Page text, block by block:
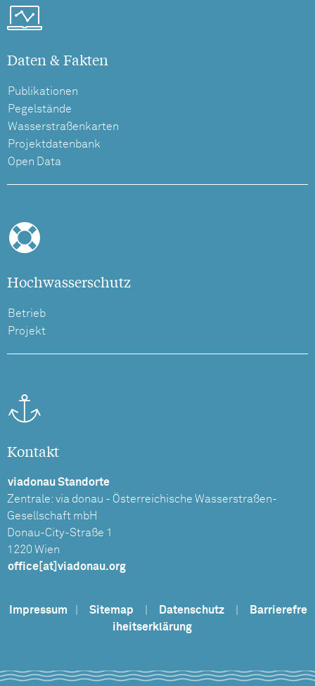
Daten & Fakten
Publikationen
Pegelstände
Wasserstraßenkarten
Projektdatenbank
Open Data
Hochwasserschutz
Betrieb
Projekt
Kontakt
viadonau Standorte
Zentrale: via donau - Österreichische Wasserstraßen-
Gesellschaft mbH
Donau-City-Straße 1
1220 Wien
office[at]viadonau.org
Impressum Sitemap Datenschutz
Barrierefre
iheitserklärung